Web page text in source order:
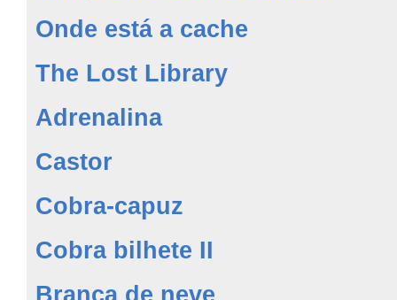
Onde está a cache
The Lost Library
Adrenalina
Castor
Cobra-capuz
Cobra bilhete II